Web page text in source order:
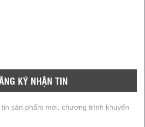
KÝ NHẬN TIN
sản phẩm mới, chương trình khuyến